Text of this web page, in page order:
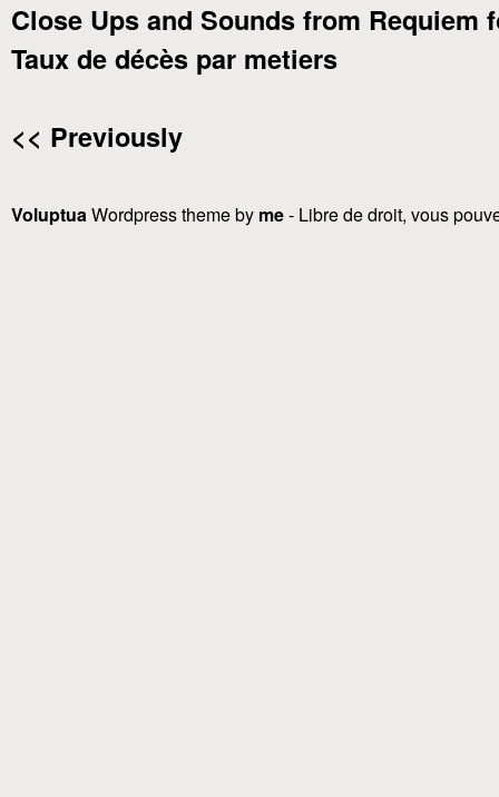
Close Ups and Sounds from Requiem
Taux de décès par metiers
<< Previously
VoluptuaWordpress theme by me- Libre de droit, vous